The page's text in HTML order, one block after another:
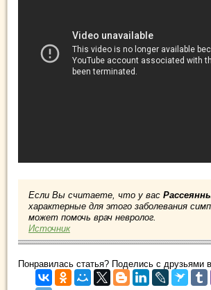
Если Вы считаете, что у вас
характерные для этого заболевания
может помочь врач невролог.
Источник
Понравилась статья? Поделись с друзьями